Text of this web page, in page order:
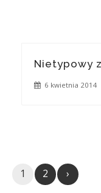
Nietypowy
6 kwietnia 2014
1 2 ›